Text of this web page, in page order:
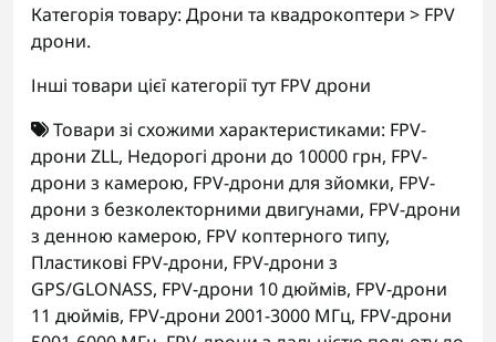
Категорія товару: Дрони та квадрокоптери > FPV
дрони.
Інші товари цієї категорії тутFPV дрони
Товари зі схожими характеристиками: FPV-
дрони ZLL, Недорогі дрони до 10000 грн, FPV-
дрони з камерою, FPV-дрони для зйомки, FPV-
дрони з безколекторними двигунами, FPV-дрони
з денною камерою, FPV коптерного типу,
Пластикові FPV-дрони, FPV-дрони з
GPS/GLONASS, FPV-дрони 10 дюймів, FPV-дрони
11 дюймів, FPV-дрони 2001-3000 МГц, FPV-дрони